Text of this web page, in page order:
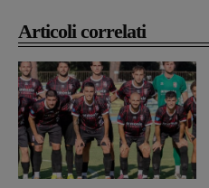
Articoli correlati